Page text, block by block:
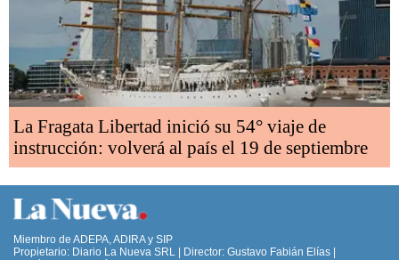
La Fragata Libertad inició su 54° viaje de
instrucción: volverá al país el 19 de septiembre
Miembro de ADEPA, ADIRA y SIP
Propietario: Diario La Nueva SRL | Director: Gustavo Fabián Elías |